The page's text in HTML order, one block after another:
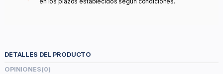
DETALLES DEL PRODUCTO
OPINIONES(0)